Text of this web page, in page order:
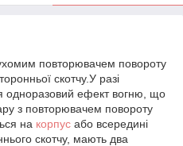
повторювачем повороту
скотчу.У разі
одноразовий ефект вогню, що
з повторювачем повороту
на корпус або всередині
скотчу, мають два